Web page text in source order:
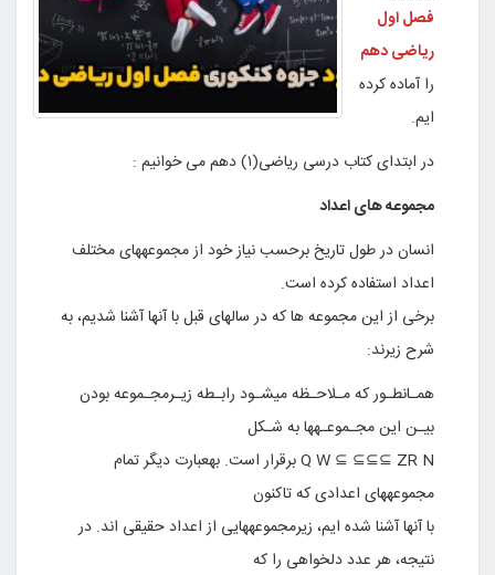
فصل اول
ریاضی دهم
را آماده کرده
ایم.
در ابتدای کتاب درسی ریاضی(۱) دهم می خوانیم :
مجموعه های اعداد
انسان در طول تاریخ برحسب نیاز خود از مجموعههای مختلف
اعداد استفاده کرده است.
برخی از این مجموعه ها که در سالهای قبل با آنها آشنا شدیم، به
شرح زیرند:
همـانطـور که مـلاحـظه میشـود رابـطه زیـرمجـموعه بودن
بیـن این مجـموعـهها به شـکل
Q W ⊆ ⊆⊆⊆ ZR N برقرار است. بهعبارت دیگر تمام
مجموعههای اعدادی که تاکنون
با آنها آشنا شده ایم، زیرمجموعههایی از اعداد حقیقی اند. در
نتیجه، هر عدد دلخواهی را که